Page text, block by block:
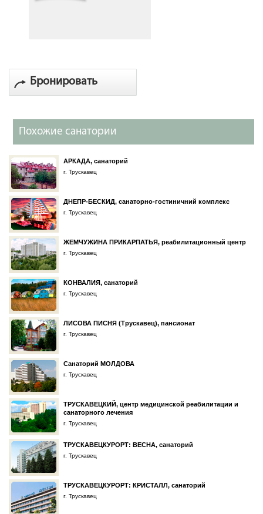
Бронировать
Похожие санатории
АРКАДА, санаторий
г. Трускавец
ДНЕПР-БЕСКИД, санаторно-гостиничний комплекс
г. Трускавец
ЖЕМЧУЖИНА ПРИКАРПАТЬЯ, реабилитационный центр
г. Трускавец
КОНВАЛИЯ, санаторий
г. Трускавец
ЛИСОВА ПИСНЯ (Трускавец), пансионат
г. Трускавец
Санаторий МОЛДОВА
г. Трускавец
ТРУСКАВЕЦКИЙ, центр медицинской реабилитации и
санаторного лечения
г. Трускавец
ТРУСКАВЕЦКУРОРТ: ВЕСНА, санаторий
г. Трускавец
ТРУСКАВЕЦКУРОРТ: КРИСТАЛЛ, санаторий
г. Трускавец